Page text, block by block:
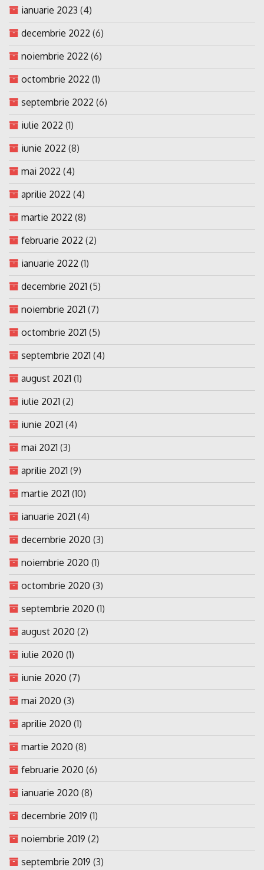
ianuarie 2023 (4)
decembrie 2022 (6)
noiembrie 2022 (6)
octombrie 2022 (1)
septembrie 2022 (6)
iulie 2022 (1)
iunie 2022 (8)
mai 2022 (4)
aprilie 2022 (4)
martie 2022 (8)
februarie 2022 (2)
ianuarie 2022 (1)
decembrie 2021 (5)
noiembrie 2021 (7)
octombrie 2021 (5)
septembrie 2021 (4)
august 2021 (1)
iulie 2021 (2)
iunie 2021 (4)
mai 2021 (3)
aprilie 2021 (9)
martie 2021 (10)
ianuarie 2021 (4)
decembrie 2020 (3)
noiembrie 2020 (1)
octombrie 2020 (3)
septembrie 2020 (1)
august 2020 (2)
iulie 2020 (1)
iunie 2020 (7)
mai 2020 (3)
aprilie 2020 (1)
martie 2020 (8)
februarie 2020 (6)
ianuarie 2020 (8)
decembrie 2019 (1)
noiembrie 2019 (2)
septembrie 2019 (3)